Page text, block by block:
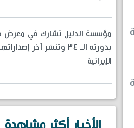
مؤسسة الدليل تشارك في معرض
بدورته الـ ٣٤ وتنشر آخر
الإيرانية
الأخبار أكثر مشاهدة